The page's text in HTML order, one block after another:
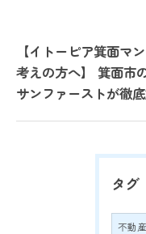
【イトーピア箕面マ
考えの方へ】 箕面市
サンファーストが徹
タグ
不動